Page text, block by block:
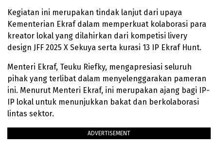
Kegiatan ini merupakan tindak lanjut dari upaya
Kementerian Ekraf dalam memperkuat kolaborasi para
kreator lokal yang dilahirkan dari kompetisi livery
design JFF 2025 X Sekuya serta kurasi 13 IP Ekraf Hunt.
Menteri Ekraf, Teuku Riefky, mengapresiasi seluruh
pihak yang terlibat dalam menyelenggarakan pameran
ini. Menurut Menteri Ekraf, ini merupakan ajang bagi IP-
IP lokal untuk menunjukkan bakat dan berkolaborasi
lintas sektor.
ADVERTISEMENT